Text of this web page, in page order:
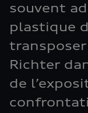
souvent
plastique
transposer
Richter
de